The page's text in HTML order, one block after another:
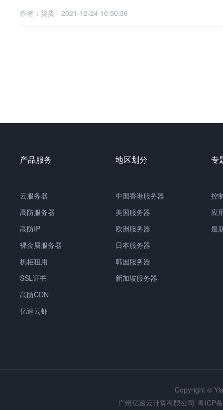
作者：柒染
2021-12-24 10:50:36
产品服务
云服务器
高防服务器
高防IP
裸金属服务器
机柜租用
SSL证书
高防CDN
亿速云虾
地区划分
中国香港服务器
美国服务器
欧洲服务器
日本服务器
韩国服务器
新加坡服务器
专
控
应
最
Copyright ©
广州亿速云计算有限公司 粤ICP